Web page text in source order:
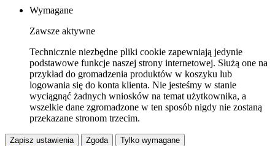
Wymagane
Zawsze aktywne
Technicznie niezbędne pliki cookie zapewniają jedynie
podstawowe funkcje naszej strony internetowej. Służą one na
przykład do gromadzenia produktów w koszyku lub
logowania się do konta klienta. Nie jesteśmy w stanie
wyciągnąć żadnych wniosków na temat użytkownika, a
wszelkie dane zgromadzone w ten sposób nigdy nie zostaną
przekazane stronom trzecim.
Zapisz ustawienia Zgoda Tylko wymagane